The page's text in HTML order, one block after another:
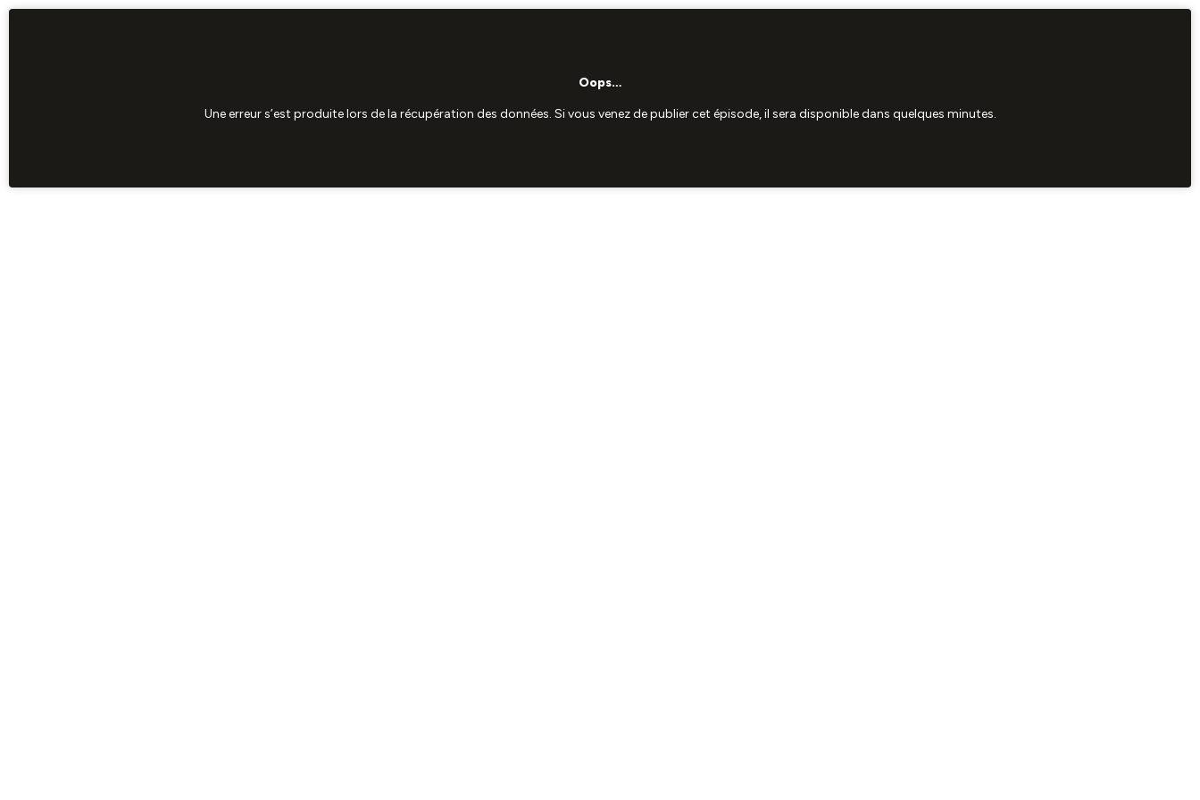
Oops…
Une erreur s’est produite lors de la récupération des données. Si vous venez de publier cet épisode, il sera disponible dans quelques minutes.